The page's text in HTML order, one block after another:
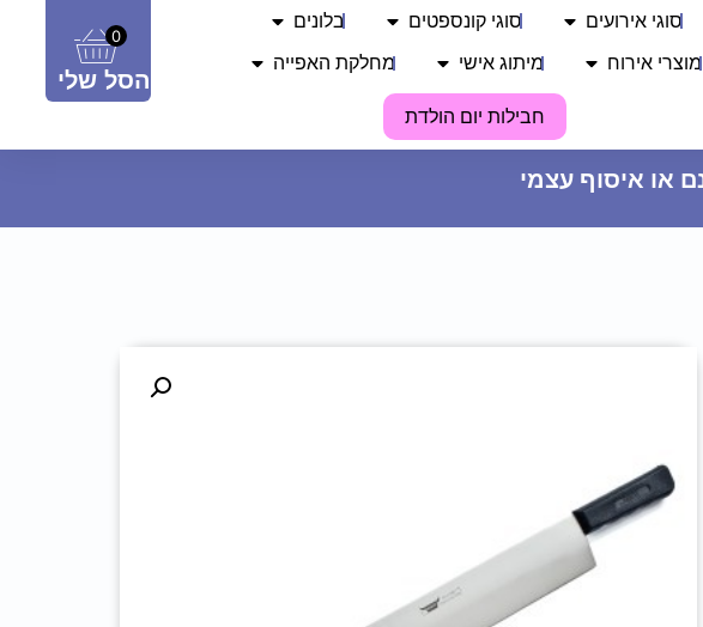
כובע מודפס - חופש גדול - ורוד
0
הסל שלי
סוגי אירועים סוגי קונספטים בלונים
מוצרי אירוח מיתוג אישי מחלקת האפייה
חבילות יום הולדת